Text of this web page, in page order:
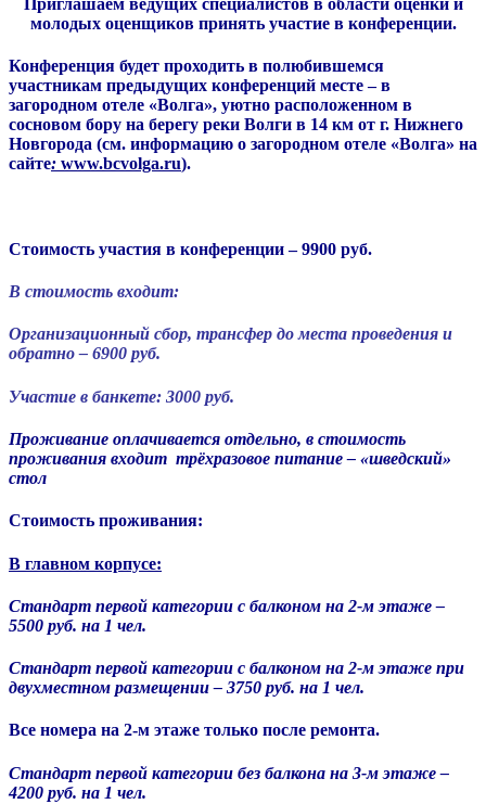
Приглашаем ведущих специалистов в области оценки и
молодых оценщиков принять участие в конференции.
Конференция будет проходить в полюбившемся
участникам предыдущих конференций месте –в
загородном отеле «Волга», уютно расположенном в
сосновом бору на берегу реки Волги в 14 км от г. Нижнего
Новгорода (см. информацию о загородном отеле «Волга» на
сайте: www.bcvolga.ru).
Стоимость участия в конференции – 9900 руб.
В стоимость входит:
Организационный сбор, трансфер до места проведения и
обратно – 6900 руб.
Участие в банкете: 3000 руб.
Проживание оплачивается отдельно, в стоимость
проживания входит трёхразовое питание – «шведский»
стол
Стоимость проживания:
В главном корпусе:
Стандарт первой категории с балконом на 2-м этаже –
5500 руб. на 1 чел.
Стандарт первой категории с балконом на 2-м этаже при
двухместном размещении – 3750 руб. на 1 чел.
Все номера на 2-м этаже только после ремонта.
Стандарт первой категории без балкона на 3-м этаже –
4200 руб. на 1 чел.